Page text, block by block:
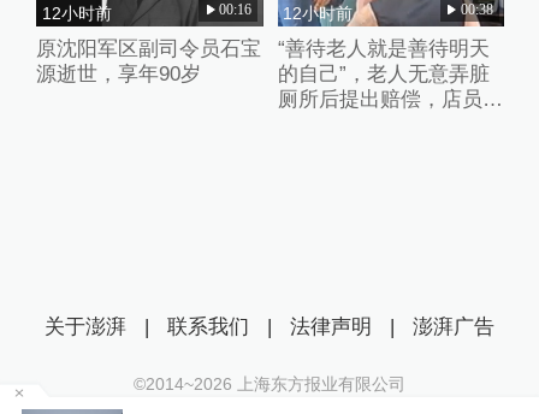
12小时前 00:16
原沈阳军区副司令员石宝
源逝世，享年90岁
12小时前 00:38
“善待老人就是善待明天
的自己”，老人无意弄脏
厕所后提出赔偿，店员婉
关于澎湃 | 联系我们 | 法律声明 | 澎湃广告
©2014~2026 上海东方报业有限公司